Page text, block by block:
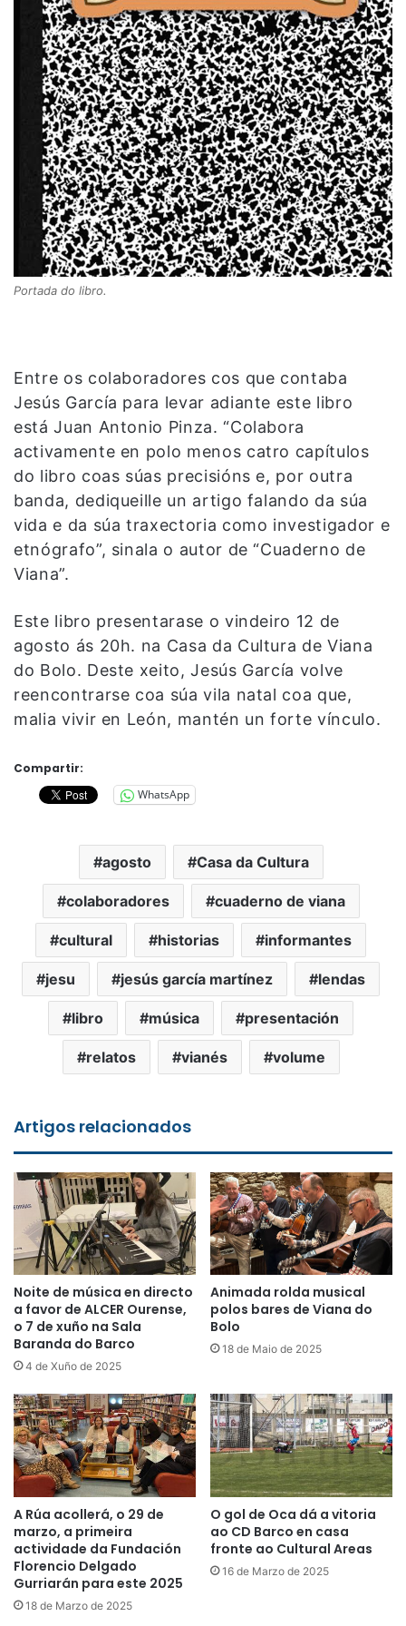
Portada do libro.
Entre os colaboradores cos que contaba
Jesús García para levar adiante este libro
está Juan Antonio Pinza. “Colabora
activamente en polo menos catro capítulos
do libro coas súas precisións e, por outra
banda, dediqueille un artigo falando da súa
vida e da súa traxectoria como investigador e
etnógrafo”, sinala o autor de “Cuaderno de
Viana”.
Este libro presentarase o vindeiro 12 de
agosto ás 20h. na Casa da Cultura de Viana
do Bolo. Deste xeito, Jesús García volve
reencontrarse coa súa vila natal coa que,
malia vivir en León, mantén un forte vínculo.
Compartir:
WhatsApp
agosto Casa da Cultura
colaboradores cuaderno de viana
cultural historias informantes
jesu jesús garcía martínez lendas
libro música presentación
relatos vianés volume
Artigos relacionados
Noite de música en directo
a favor de ALCER Ourense,
o 7 de xuño na Sala
Baranda do Barco
4 de Xuño de 2025
Animada rolda musical
polos bares de Viana do
Bolo
18 de Maio de 2025
A Rúa acollerá, o 29 de
marzo, a primeira
actividade da Fundación
Florencio Delgado
Gurriarán para este 2025
18 de Marzo de 2025
O gol de Oca dá a vitoria
ao CD Barco en casa
fronte ao Cultural Areas
16 de Marzo de 2025